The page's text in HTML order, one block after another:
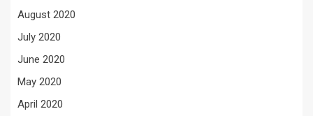
August 2020
July 2020
June 2020
May 2020
April 2020